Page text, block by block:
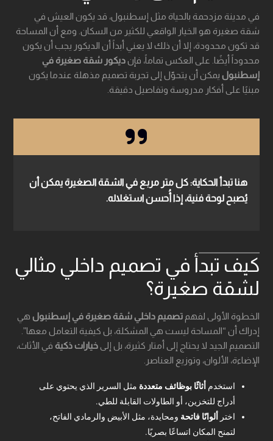
في مدينة مزدحمة بالحياة مثل إسطنبول، قد يكون العيش في
شقة صغيرة هو الخيار الواقعي للكثير من السكان. ومع أن المساحة
قد تكون محدودة، إلا أن ذلك لا يعني أبداً أن الديكور يجب أن يكون
محدوداً أيضًا. على العكس تماماً، فإنديكور شقة صغيرة في
إسطنبول يمكن أن يتحوّل إلى تجربة تصميم مذهلة عندما يكون
مبنيًا على أفكار مدروسة وتفاصيل دقيقة.
هنا تبدأ الحكاية:كل متر مربع في الشقة الصغيرة يمكن أن
يُصبح لوحة فنية، إذا أُحسن استغلاله.
كيف تبدأ في تصميم داخلي مثالي
لشقة صغيرة؟
الخطوة الأولى لفهم تصميم داخلي شقة صغيرة في إسطنبول هي
إدراك أن “المساحة ليست هي المشكلة، بل كيفية التعامل معها”.
التصميم الجيد لا يحتاج إلى أمتار كثيرة، بل إلىخيارات ذكية في الأثاث،
الإضاءة، الألوان، وتوزيع العناصر.
استخدم أثاثًا بوظائف متعددة مثل السرير الذي يحتوي على
أدراج للتخزين، أو الطاولات القابلة للطي.
اختر
ألوانًا فاتحة ومحايدة، مثل الأبيض والرمادي الفاتح،
لتمنح المكان اتساعًا بصريًا.